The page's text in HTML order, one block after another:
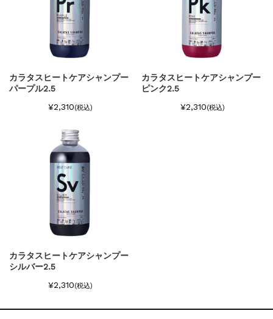
カラタスヒートケアシャンプー
パープル2.5
¥2,310(税込)
カラタスヒートケアシャンプー
ピンク2.5
¥2,310(税込)
カラタスヒートケアシャンプー
シルバー2.5
¥2,310(税込)